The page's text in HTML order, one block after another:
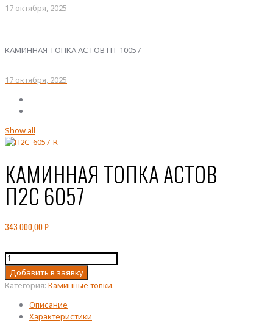
17 октября, 2025
КАМИННАЯ ТОПКА АСТОВ ПТ 10057
17 октября, 2025
Show all
КАМИННАЯ ТОПКА АСТОВ
П2С 6057
343 000,00 ₽
Количество
товара
КАМИННАЯ
ТОПКА
АСТОВ
Добавить в заявку
Категория: Каминные топки.
Описание
Характеристики